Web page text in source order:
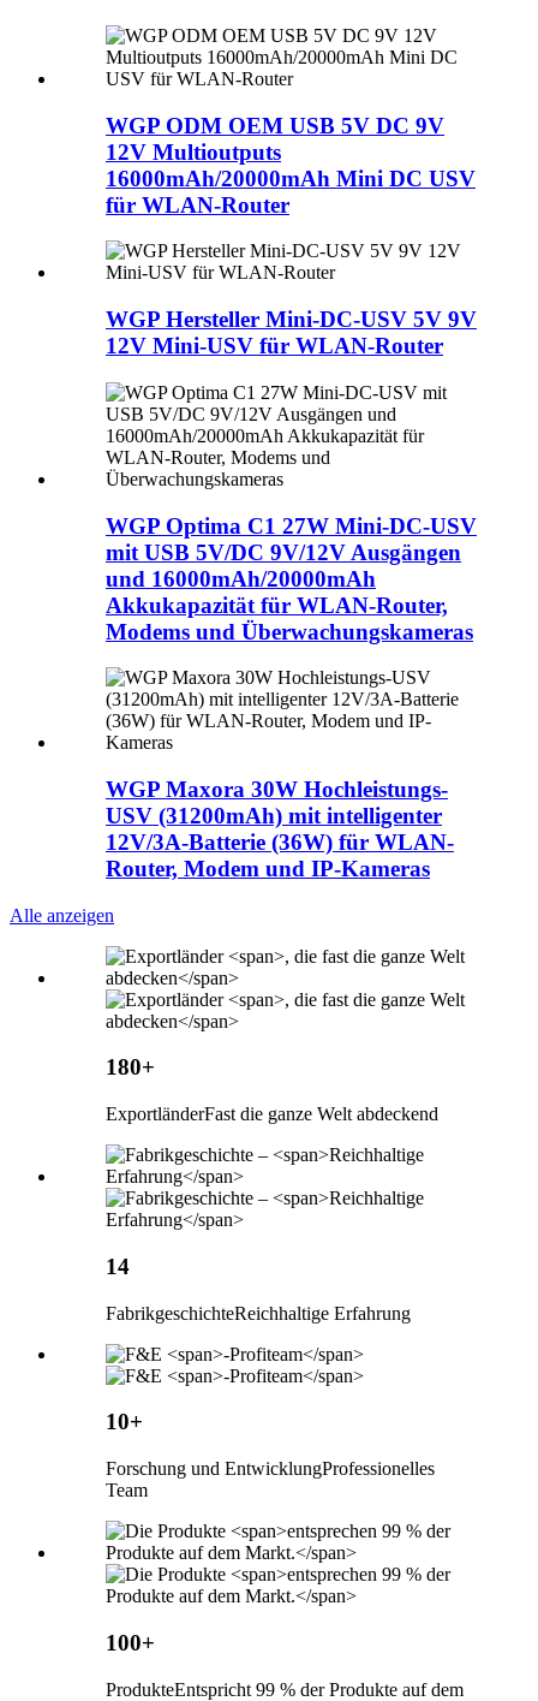
WGP ODM OEM USB 5V DC 9V
12V Multioutputs
16000mAh/20000mAh Mini DC USV
für WLAN-Router
WGP Hersteller Mini-DC-USV 5V 9V
12V Mini-USV für WLAN-Router
WGP Optima C1 27W Mini-DC-USV
mit USB 5V/DC 9V/12V Ausgängen
und 16000mAh/20000mAh
Akkukapazität für WLAN-Router,
Modems und Überwachungskameras
WGP Maxora 30W Hochleistungs-
USV (31200mAh) mit intelligenter
12V/3A-Batterie (36W) für WLAN-
Router, Modem und IP-Kameras
Alle anzeigen
180+
ExportländerFast die ganze Welt abdeckend
14
FabrikgeschichteReichhaltige Erfahrung
10+
Forschung und EntwicklungProfessionelles
Team
100+
ProdukteEntspricht 99 % der Produkte auf dem